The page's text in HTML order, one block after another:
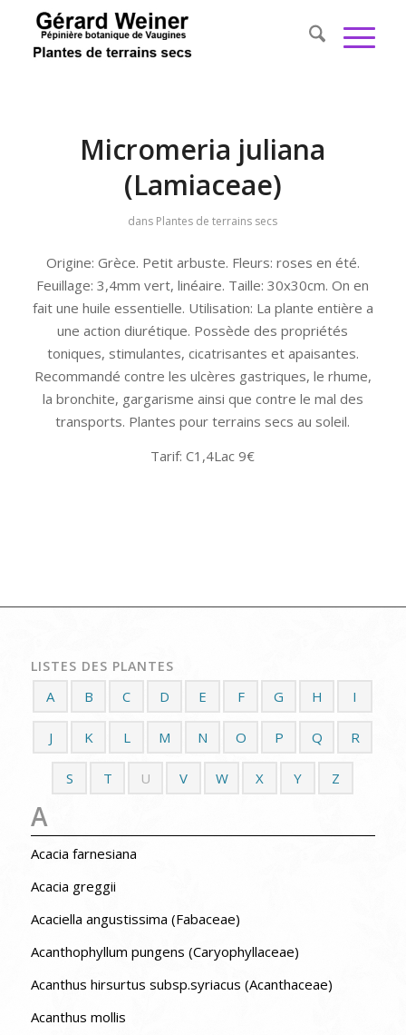
Micromeria juliana
(Lamiaceae)
dans Plantes de terrains secs
Origine: Grèce. Petit arbuste. Fleurs: roses en été.
Feuillage: 3,4mm vert, linéaire. Taille: 30x30cm. On en
fait une huile essentielle. Utilisation: La plante entière a
une action diurétique. Possède des propriétés
toniques, stimulantes, cicatrisantes et apaisantes.
Recommandé contre les ulcères gastriques, le rhume,
la bronchite, gargarisme ainsi que contre le mal des
transports. Plantes pour terrains secs au soleil.
Tarif: C1,4Lac 9€
LISTES DES PLANTES
A B C D E F G H I
J K L M N O P Q R
S T U V W X Y Z
A
Acacia farnesiana
Acacia greggii
Acaciella angustissima (Fabaceae)
Acanthophyllum pungens (Caryophyllaceae)
Acanthus hirsurtus subsp.syriacus (Acanthaceae)
Acanthus mollis